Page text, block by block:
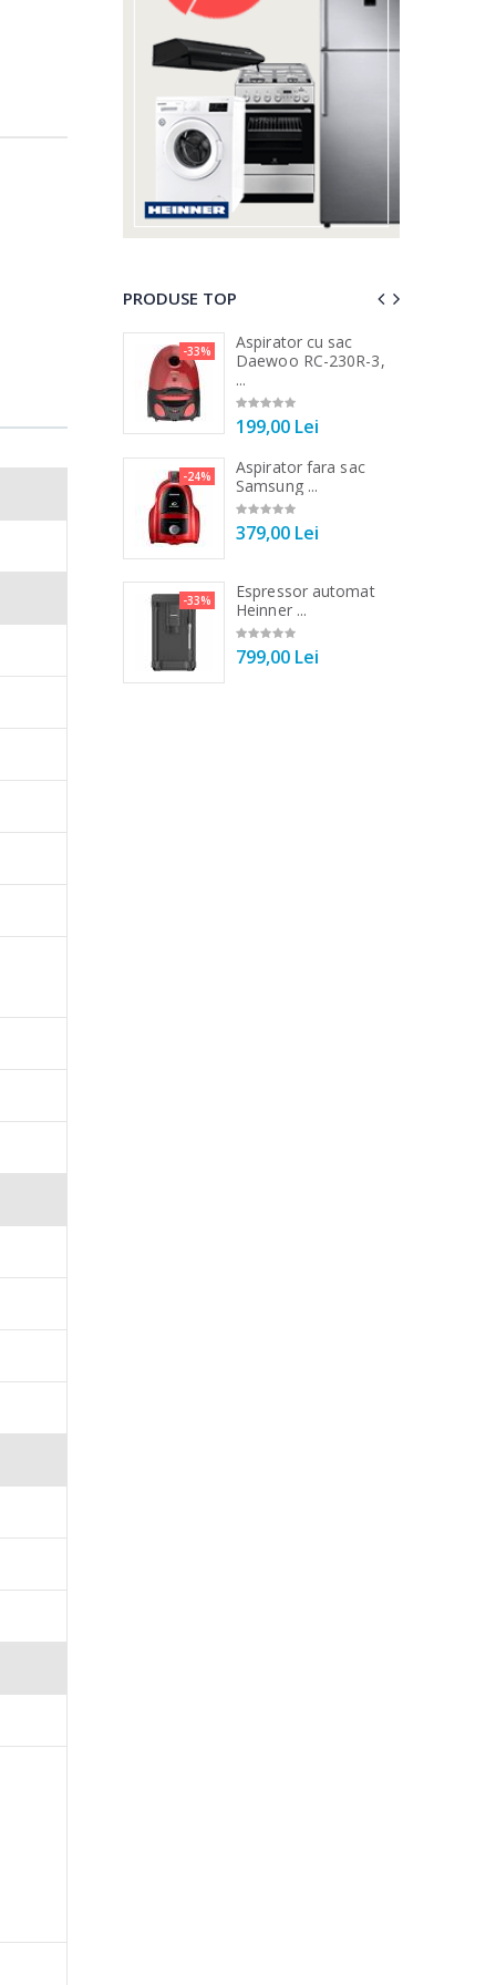
de
PRODUSE TOP
de tocat carne
-33%
Aspirator cu sac
Daewoo RC-230R-3,
...
199,00 Lei
-24%
Aspirator fara sac
Samsung ...
379,00 Lei
-33%
Espressor automat
Heinner ...
799,00 Lei